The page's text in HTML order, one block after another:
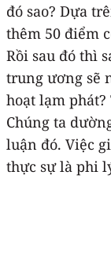
đó sao? Dựa
thêm 50 điểm
Rồi sau đó thì
trung ương sẽ
hoạt lạm
Chúng ta
luận đó. Việc
thực sự là phi